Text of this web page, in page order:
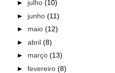
► julho (10)
► junho (11)
► maio (12)
► abril (8)
► março (13)
► fevereiro (8)